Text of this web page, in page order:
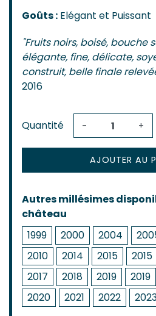
Goûts : Elégant et Puissant
"Fruits noirs, boisé, bouche
élégante, fine, délicate,
construit, belle finale
2016
Quantité - +
AJOUTER AU
Autres millésimes
château
1999
2000 2004
2010
2014 2015 2015
2017
2018 2019 2019
2020
2021 2022